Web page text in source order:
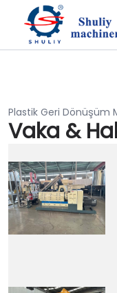
Plastik Geri Dönüşüm
Vaka &